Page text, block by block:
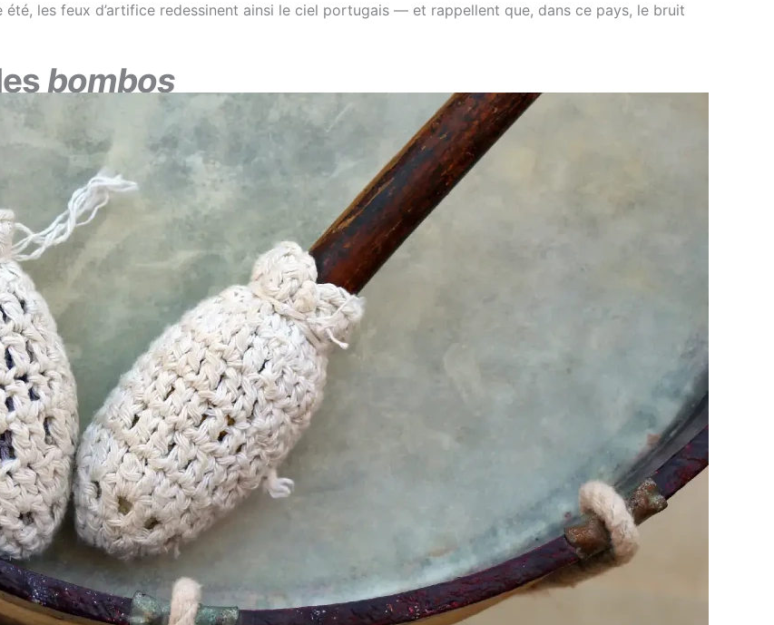
été, les feux d’artifice redessinent ainsi le ciel portugais — et rappellent que, dans ce pays, le bruit
bombos